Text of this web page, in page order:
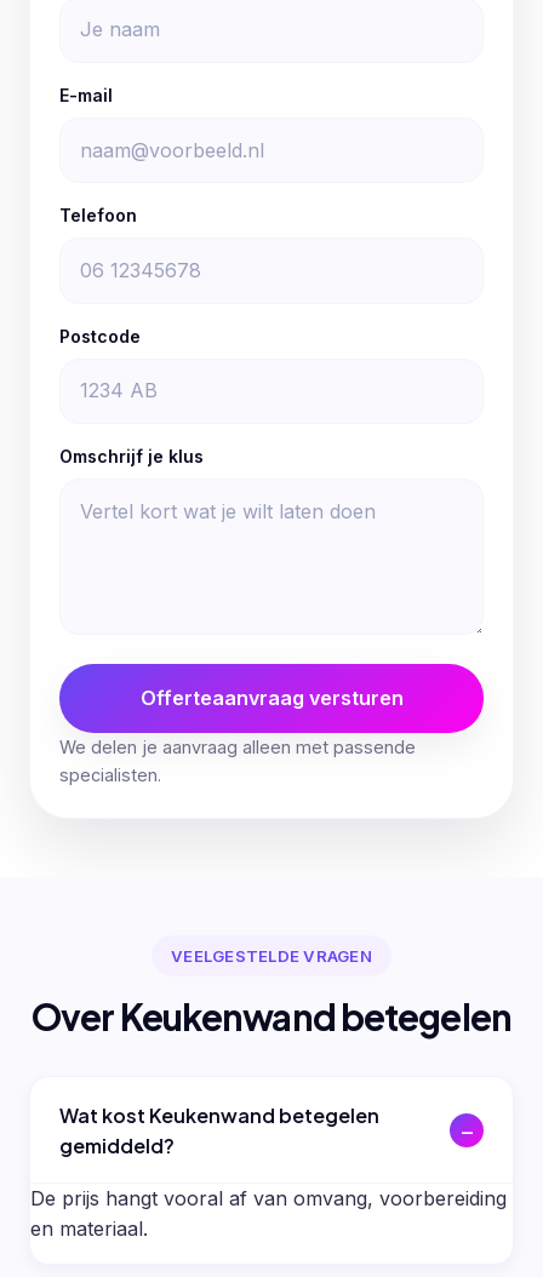
E-mail
Telefoon
Postcode
Omschrijf je klus
Offerteaanvraag versturen
We delen je aanvraag alleen met passende
specialisten.
VEELGESTELDE VRAGEN
Over Keukenwand betegelen
Wat kost Keukenwand betegelen
gemiddeld?
De prijs hangt vooral af van omvang, voorbereiding
en materiaal.